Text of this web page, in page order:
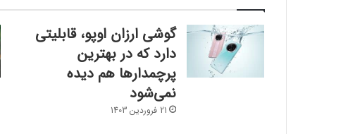
گوشی ارزان اوپو، قابلیتی
دارد که در بهترین
پرچمدارها هم دیده
نمی‌شود
21 فروردین 1403